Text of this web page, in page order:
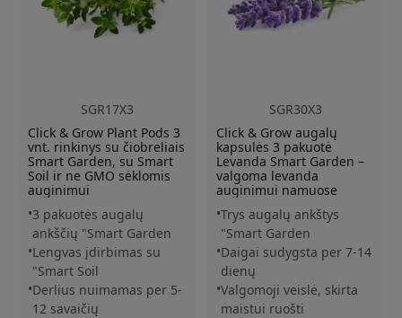
SGR17X3
Click & Grow Plant Pods 3
vnt. rinkinys su čiobreliais
Smart Garden, su Smart
Soil ir ne GMO sėklomis
auginimui
3 pakuotės augalų
ankščių "Smart Garden
Lengvas įdirbimas su
"Smart Soil
Derlius nuimamas per 5-
12 savaičių
SGR30X3
Click & Grow augalų
kapsulės 3 pakuotė
Levanda Smart Garden –
valgoma levanda
auginimui namuose
Trys augalų ankštys
"Smart Garden
Daigai sudygsta per 7-14
dienų
Valgomoji veislė, skirta
maistui ruošti